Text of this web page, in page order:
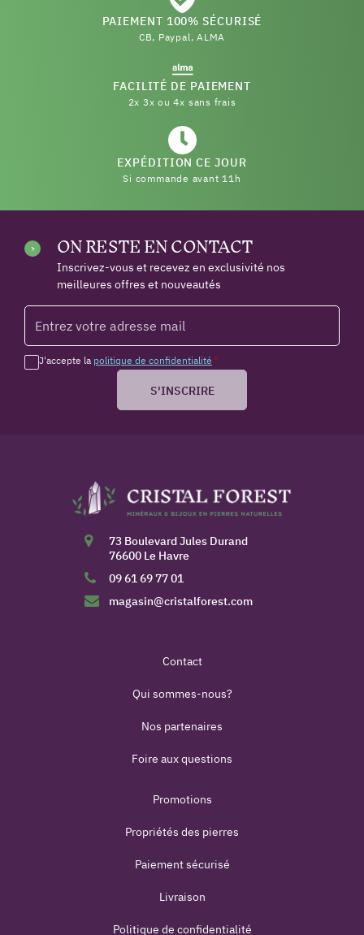
PAIEMENT 100% SÉCURISÉ
CB, Paypal, ALMA
FACILITÉ DE PAIEMENT
2x 3x ou 4x sans frais
EXPÉDITION CE JOUR
Si commande avant 11h
ON RESTE EN CONTACT
Inscrivez-vous et recevez en exclusivité nos
meilleures offres et nouveautés
J'accepte la politique de confidentialité *
S'INSCRIRE
73 Boulevard Jules Durand
76600 Le Havre
09 61 69 77 01
magasin@cristalforest.com
Contact
Qui sommes-nous?
Nos partenaires
Foire aux questions
Promotions
Propriétés des pierres
Paiement sécurisé
Livraison
Politique de confidentialité